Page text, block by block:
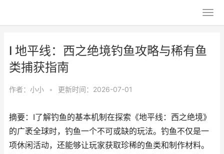
I 地平线：西之绝境钓鱼攻略与稀有鱼
类捕获指南
作者： 小小 • 更新时间：2026-07-01
摘要：I了解钓鱼的基本机制在探索《地平线：西之绝境》
的广袤全球时，钓鱼一个不可或缺的玩法。钓鱼不仅是一
项休闲活动，还能够让玩家获取珍稀的鱼类和制作材料。